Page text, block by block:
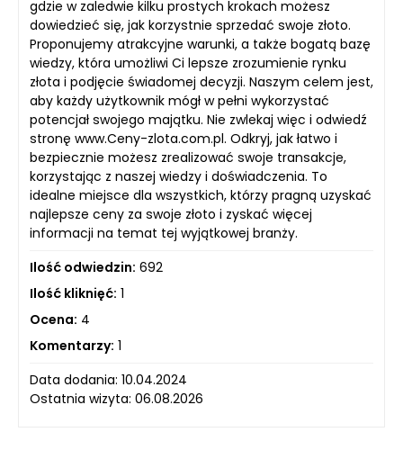
gdzie w zaledwie kilku prostych krokach możesz
dowiedzieć się, jak korzystnie sprzedać swoje złoto.
Proponujemy atrakcyjne warunki, a także bogatą bazę
wiedzy, która umożliwi Ci lepsze zrozumienie rynku
złota i podjęcie świadomej decyzji. Naszym celem jest,
aby każdy użytkownik mógł w pełni wykorzystać
potencjał swojego majątku. Nie zwlekaj więc i odwiedź
stronę www.Ceny-zlota.com.pl. Odkryj, jak łatwo i
bezpiecznie możesz zrealizować swoje transakcje,
korzystając z naszej wiedzy i doświadczenia. To
idealne miejsce dla wszystkich, którzy pragną uzyskać
najlepsze ceny za swoje złoto i zyskać więcej
informacji na temat tej wyjątkowej branży.
Ilość odwiedzin: 692
Ilość kliknięć: 1
Ocena: 4
Komentarzy: 1
Data dodania: 10.04.2024
Ostatnia wizyta: 06.08.2026